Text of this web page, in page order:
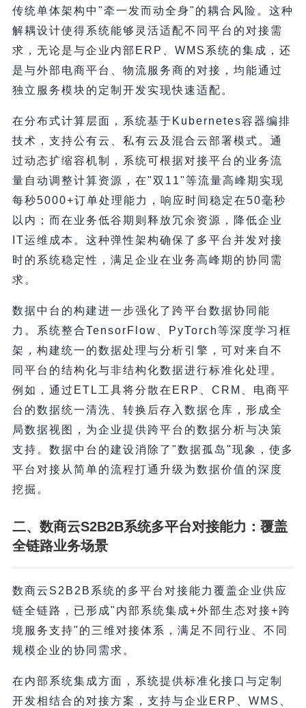
传统单体架构中"牵一发而动全身"的耦合风险。这种
解耦设计使得系统能够灵活适配不同平台的对接需
求，无论是与企业内部ERP、WMS系统的集成，还
是与外部电商平台、物流服务商的对接，均能通过
独立服务模块的定制开发实现快速适配。
在分布式计算层面，系统基于Kubernetes容器编排
技术，支持公有云、私有云及混合云部署模式。通
过动态扩缩容机制，系统可根据对接平台的业务流
量自动调整计算资源，在"双11"等流量高峰期实现
每秒5000+订单处理能力，响应时间稳定在50毫秒
以内；而在业务低谷期则释放冗余资源，降低企业
IT运维成本。这种弹性架构确保了多平台并发对接
时的系统稳定性，满足企业在业务高峰期的协同需
求。
数据中台的构建进一步强化了跨平台数据协同能
力。系统整合TensorFlow、PyTorch等深度学习框
架，构建统一的数据处理与分析引擎，可对来自不
同平台的结构化与非结构化数据进行标准化处理。
例如，通过ETL工具将分散在ERP、CRM、电商平
台的数据统一清洗、转换后存入数据仓库，形成全
局数据视图，为企业提供跨平台的数据分析与决策
支持。数据中台的建设消除了"数据孤岛"现象，使多
平台对接从简单的流程打通升级为数据价值的深度
挖掘。
二、数商云S2B2B系统多平台对接能力：覆盖
全链路业务场景
数商云S2B2B系统的多平台对接能力覆盖企业供应
链全链路，已形成"内部系统集成+外部生态对接+跨
境服务支持"的三维对接体系，满足不同行业、不同
规模企业的协同需求。
在内部系统集成方面，系统提供标准化接口与定制
开发相结合的对接方案，支持与企业ERP、WMS、